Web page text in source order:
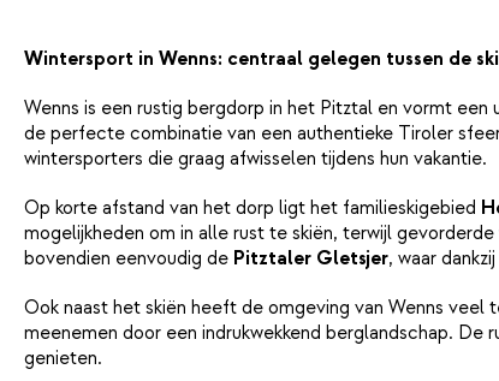
Wintersport in Wenns: centraal gelegen tussen de
Wenns is een rustig bergdorp in het Pitztal en vormt
de perfecte combinatie van een authentieke Tiroler
wintersporters die graag afwisselen tijdens hun vakantie.
Op korte afstand van het dorp ligt het familieskigebied
mogelijkheden om in alle rust te skiën, terwijl
bovendien eenvoudig de Pitztaler Gletsjer, waar
Ook naast het skiën heeft de omgeving van Wenns
meenemen door een indrukwekkend berglandschap. De
genieten.